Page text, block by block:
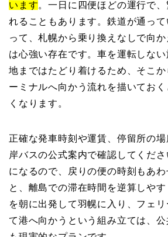
います。一日に四便ほどの運行で
れることもあります。鉄道が通って
って、札幌から乗り換えなしで向
は心強い存在です。車を運転しな
地まではたどり着けるため、そこ
ーミナルへ向かう流れを描いてお
くなります。
正確な発車時刻や運賃、停留所の
岸バスの公式案内で確認してくだ
になるので、戻りの便の時刻もあわ
と、離島での滞在時間を逆算しや
を朝に出発して羽幌に入り、フェ
て港へ向かうという組み立ては、